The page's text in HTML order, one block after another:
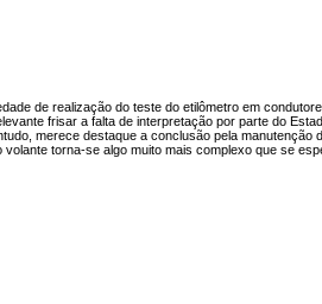
de realização do teste do etilômetro em
frisar a falta de interpretação por parte do
merece destaque a conclusão pela manutenção
torna-se algo muito mais complexo que se